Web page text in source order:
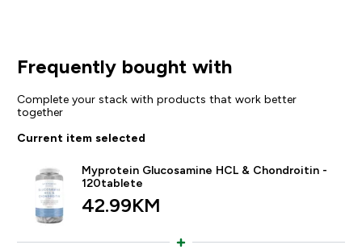
Frequently bought with
Complete your stack with products that work better
together
Current item selected
Myprotein Glucosamine HCL & Chondroitin -
120tablete
42.99KM‎